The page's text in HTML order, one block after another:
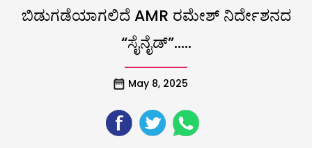
ಬಿಡುಗಡೆಯಾಗಲಿದೆ AMR ರಮೇಶ್ ನಿರ್ದೇಶನದ
“ಸೈನೈಡ್”…..
May 8, 2025